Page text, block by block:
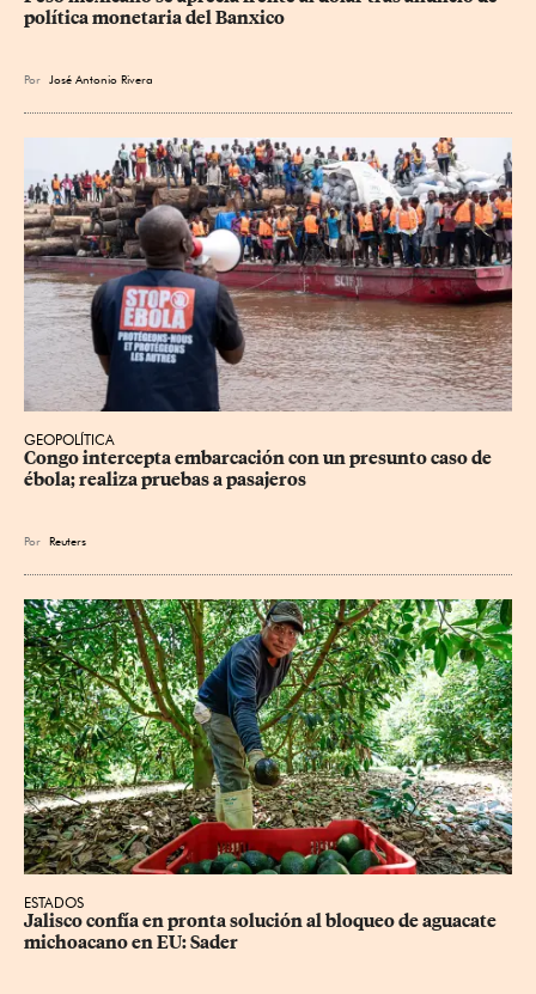
política monetaria del Banxico
Por José Antonio Rivera
GEOPOLÍTICA
Congo intercepta embarcación con un presunto caso de
ébola; realiza pruebas a pasajeros
Por Reuters
ESTADOS
Jalisco confía en pronta solución al bloqueo de aguacate
michoacano en EU: Sader